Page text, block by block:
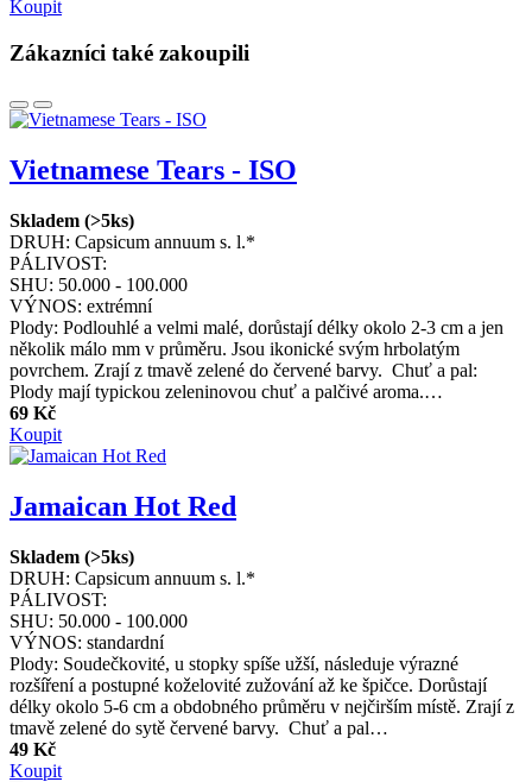
Koupit
Zákazníci také zakoupili
Vietnamese Tears - ISO
Skladem (>5ks)
DRUH: Capsicum annuum s. l.*
PÁLIVOST:
SHU: 50.000 - 100.000
VÝNOS: extrémní
Plody: Podlouhlé a velmi malé, dorůstají délky okolo 2-3 cm a jen
několik málo mm v průměru. Jsou ikonické svým hrbolatým
povrchem. Zrají z tmavě zelené do červené barvy. Chuť a pal:
Plody mají typickou zeleninovou chuť a palčivé aroma.…
69 Kč
Koupit
Jamaican Hot Red
Skladem (>5ks)
DRUH: Capsicum annuum s. l.*
PÁLIVOST:
SHU: 50.000 - 100.000
VÝNOS: standardní
Plody: Soudečkovité, u stopky spíše užší, následuje výrazné
rozšíření a postupné koželovité zužování až ke špičce. Dorůstají
délky okolo 5-6 cm a obdobného průměru v nejčirším místě. Zrají z
tmavě zelené do sytě červené barvy. Chuť a pal…
49 Kč
Koupit